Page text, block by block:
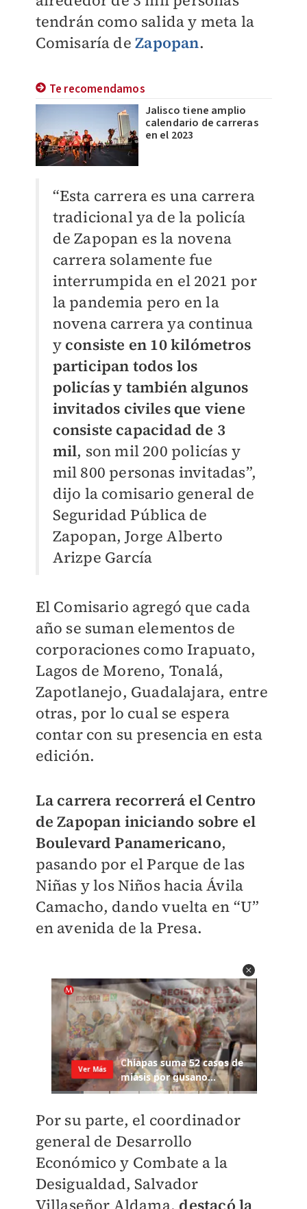
tendrán como salida y meta la
Comisaría deZapopan.
Te recomendamos
Jalisco tiene amplio
calendario de carreras
en el 2023
“Esta carrera es una carrera
tradicional ya de la policía
de Zapopan es la novena
carrera solamente fue
interrumpida en el 2021 por
la pandemia pero en la
novena carrera ya continua
yconsiste en 10 kilómetros
participan todos los
policías y también algunos
invitados civiles que viene
consiste capacidad de 3
mil, son mil 200 policías y
mil 800 personas invitadas”,
dijo la comisario general de
Seguridad Pública de
Zapopan, Jorge Alberto
Arizpe García
El Comisario agregó que cada
año se suman elementos de
corporaciones como Irapuato,
Lagos de Moreno, Tonalá,
Zapotlanejo, Guadalajara, entre
otras, por lo cual se espera
contar con su presencia en esta
edición.
La carrera recorrerá el Centro
de Zapopan iniciando sobre el
Boulevard Panamericano,
pasando por el Parque de las
Niñas y los Niños hacia Ávila
Camacho, dando vuelta en “U”
en avenida de la Presa.
Por su parte, el coordinador
general de Desarrollo
Económico y Combate a la
Desigualdad, Salvador